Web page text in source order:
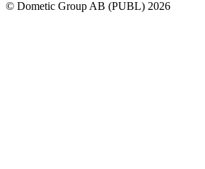
© Dometic Group AB (PUBL) 2026